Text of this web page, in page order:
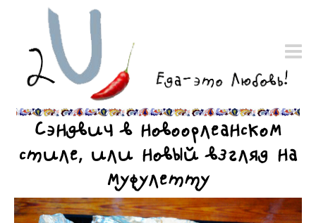
Сэндвич в новоорлеанском
стиле, или новый взгляд на
муфулетту